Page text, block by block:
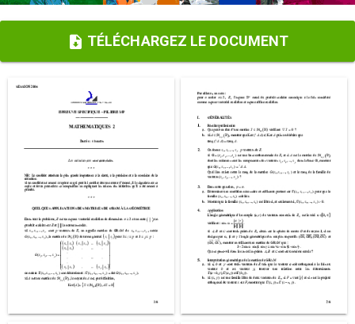
TÉLÉCHARGEZ LE DOCUMENT